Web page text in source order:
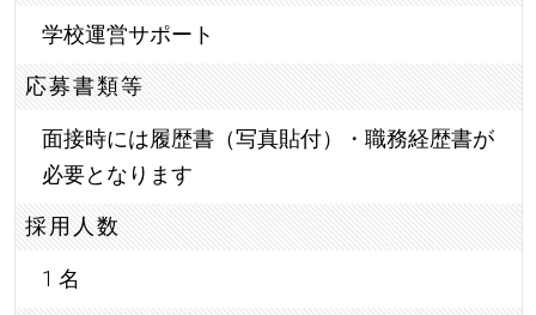
学校運営サポート
応募書類等
面接時には履歴書（写真貼付）・職務経歴書が
必要となります
採用人数
1 名